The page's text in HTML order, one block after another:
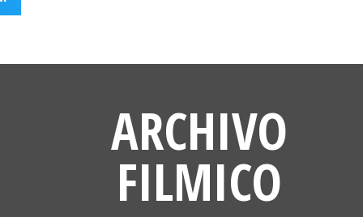
ARCHIVO
FILMICO